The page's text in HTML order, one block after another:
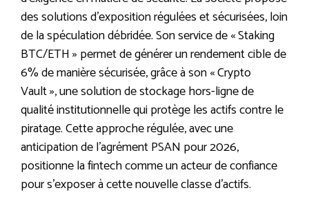
des solutions d’exposition régulées et sécurisées, loin
de la spéculation débridée. Son service de « Staking
BTC/ETH » permet de générer un rendement cible de
6% de manière sécurisée, grâce à son « Crypto
Vault », une solution de stockage hors-ligne de
qualité institutionnelle qui protège les actifs contre le
piratage. Cette approche régulée, avec une
anticipation de l’agrément PSAN pour 2026,
positionne la fintech comme un acteur de confiance
pour s’exposer à cette nouvelle classe d’actifs.